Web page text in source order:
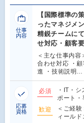
仕事
内容
【国際標準の
ったマネジメ
精鋭チームに
せ対応・顧客
＜主な仕事内
合わせ対応 ・
進 ・技術説明…
応募
資格
必須
・IT・
ポート
歓迎
＜ご経
ィール